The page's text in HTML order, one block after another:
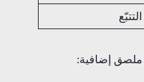
ملصق إضافية: